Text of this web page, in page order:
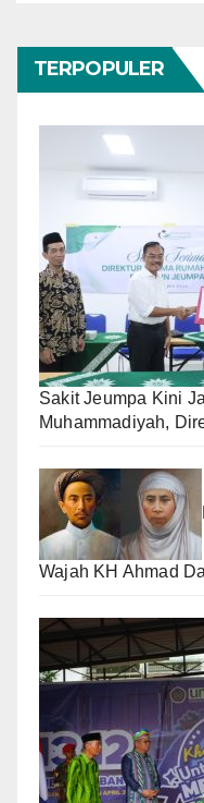
TERPOPULER
Sakit Jeumpa Kini
Muhammadiyah,
Wajah KH Ahmad